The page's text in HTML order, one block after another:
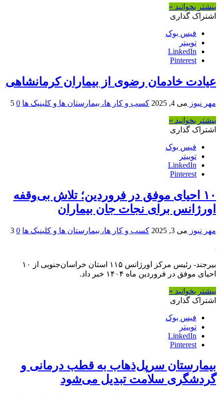
بیشتر بخوانید »
اشتراک گذاری
فیس بوک
توییتر
LinkedIn
Pinterest
عیادت خادمان رضوی از بیماران کرمانشاهی
مهر نیوز می 4, 2025 کسب و کار ها، بیمارستان ها و کلینیک ها 0
5
بیشتر بخوانید »
اشتراک گذاری
فیس بوک
توییتر
LinkedIn
Pinterest
۱۰ احیای موفق در فروردین؛ تلاش بی‌وقفه
اورژانس برای نجات جان بیماران
مهر نیوز می 3, 2025 کسب و کار ها، بیمارستان ها و کلینیک ها 0
3
بیرجند- رئیس مرکز اورژانس ۱۱۵ استان خراسان‌جنوبی از ۱۰
احیای موفق در فروردین ماه ۱۴۰۴ خبر داد.
بیشتر بخوانید »
اشتراک گذاری
فیس بوک
توییتر
LinkedIn
Pinterest
بیمارستان سرپل‌ذهاب به قطب درمانی و
گردشگری سلامت تبدیل می‌شود